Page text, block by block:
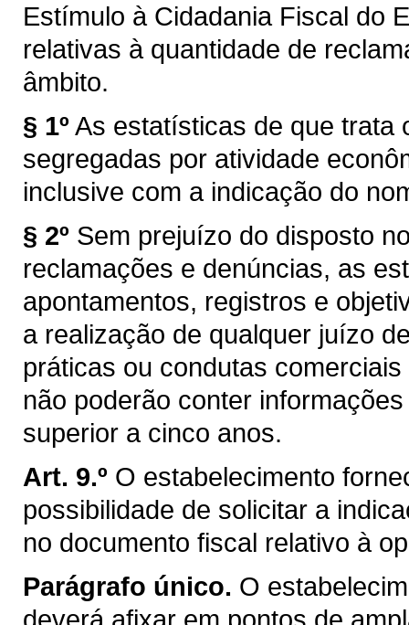
Estímulo à Cidadania Fiscal do
relativas à quantidade de
âmbito.
§ 1º As estatísticas de que trata
segregadas por atividade
inclusive com a indicação do
§ 2º Sem prejuízo do disposto
reclamações e denúncias, as
apontamentos, registros e
a realização de qualquer juízo
práticas ou condutas
não poderão conter
superior a cinco anos.
Art. 9.º O estabelecimento
possibilidade de solicitar a
no documento fiscal relativo à
Parágrafo único. O